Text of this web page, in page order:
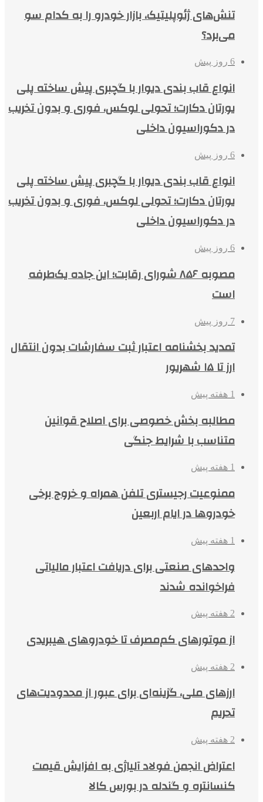
تنش‌های ژئوپلیتیک، بازار خودرو را به کدام سو
می‌برد؟
6 روز پیش
انواع قاب بندی دیوار با گچبری پیش ساخته پلی
یورتان دکارت؛ تحولی لوکس، فوری و بدون تخریب
در دکوراسیون داخلی
6 روز پیش
انواع قاب بندی دیوار با گچبری پیش ساخته پلی
یورتان دکارت؛ تحولی لوکس، فوری و بدون تخریب
در دکوراسیون داخلی
6 روز پیش
مصوبه ۸۵۶ شورای رقابت؛ این جاده یک‌طرفه
است
7 روز پیش
تمدید بخشنامه اعتبار ثبت سفارشات بدون انتقال
ارز تا ۱۵ شهریور
1 هفته پیش
مطالبه بخش خصوصی برای اصلاح قوانین
متناسب با شرایط جنگی
1 هفته پیش
ممنوعیت رجیستری تلفن همراه و خروج برخی
خودروها در ایام اربعین
1 هفته پیش
واحدهای صنعتی برای دریافت اعتبار مالیاتی
فراخوانده شدند
2 هفته پیش
از موتورهای کم‌مصرف تا خودروهای هیبریدی
2 هفته پیش
ارزهای ملی، گزینه‌ای برای عبور از محدودیت‌های
تحریم
2 هفته پیش
اعتراض انجمن فولاد آلیاژی به افزایش قیمت
کنسانتره و گندله در بورس کالا